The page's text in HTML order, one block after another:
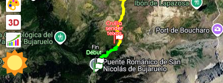
Début
Fin
Cruïlla
sender
teixos